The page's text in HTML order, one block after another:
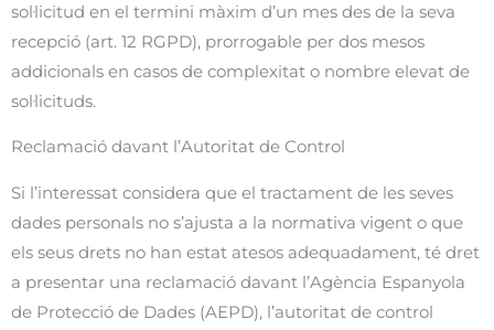
sol·licitud en el termini màxim d’un mes des de la seva
recepció (art. 12 RGPD), prorrogable per dos mesos
addicionals en casos de complexitat o nombre elevat de
sol·licituds.
Reclamació davant l’Autoritat de Control
Si l’interessat considera que el tractament de les seves
dades personals no s’ajusta a la normativa vigent o que
els seus drets no han estat atesos adequadament, té dret
a presentar una reclamació davant l’Agència Espanyola
de Protecció de Dades (AEPD), l’autoritat de control